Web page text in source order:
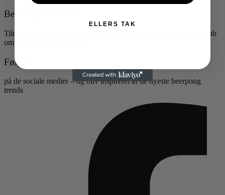
Beerpong Klubben
Tilmeld dig vores kundeklub og vær med i vores unikke fællesskab
om beerpong & festartikler
Følg os
på de sociale medier – og bliv inspireret af de nyeste beerpong
trends
ELLERS TAK